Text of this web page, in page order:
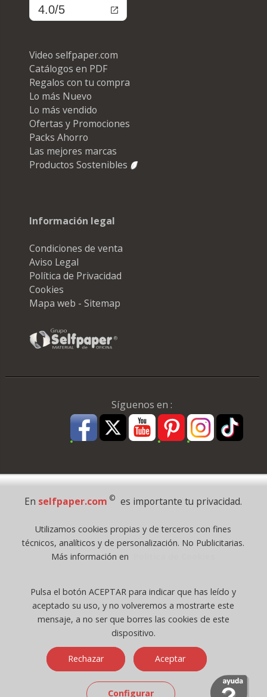
4.0/5
Video selfpaper.com
Catálogos en PDF
Regalos con tu compra
Lo más Nuevo
Lo más vendido
Ofertas y Promociones
Packs Ahorro
Las mejores marcas
Productos Sostenibles
Información legal
Condiciones de venta
Aviso Legal
Política de Privacidad
Cookies
Mapa web - Sitemap
Síguenos en :
Pago Seguro
Todos los derechos reservados
©selfpaper.com, y las webs de ©gruposelfpaper.org están gestionadas, y
Registro Mercantil de Valencia ( España ) CEE:
Tomo 7263, Libro 4565, Folio 1, Sección 8, Hoja V-85203.
Móvil / Tablet - Bot mozilla/5.0 (linux; android 14; pixel 8)
applewebkit/537.36 (khtml, like gecko) chrome/131.0.0.0 mobile
Chrome
En selfpaper.com © es importante tu privacidad.
Utilizamos cookies propias y de terceros con fines
técnicos, analíticos y de personalización. No Publicitarias.
Más información en
Pulsa el botón ACEPTAR para indicar que has leído y
aceptado su uso, y no volveremos a mostrarte este
mensaje, a no ser que borres las cookies de este
dispositivo.
Rechazar Aceptar
Configurar